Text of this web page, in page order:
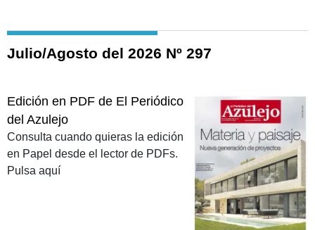
Julio/Agosto del 2026 Nº 297
Edición en PDF de El Periódico
del Azulejo
Consulta cuando quieras la edición
en Papel desde el lector de PDFs.
Pulsa aquí